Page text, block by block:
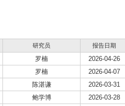
研究员 报告日期
罗楠
2026-04-26
罗楠
2026-04-07
陈湛谦
2026-03-31
鲍学博
2026-03-28